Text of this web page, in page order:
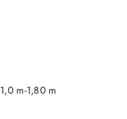
m-1,80 m